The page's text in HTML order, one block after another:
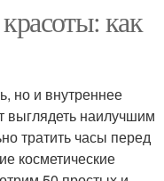
как
но и внутреннее
выглядеть наилучшим
тратить часы перед
косметические